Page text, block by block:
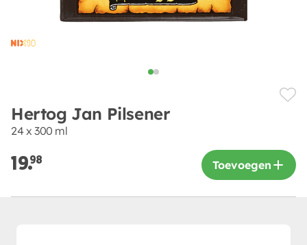
Hertog Jan Pilsener
24 x 300 ml
19.98 Toevoegen